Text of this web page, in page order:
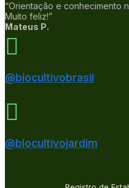
“Orientação e conhecimento
Muito feliz!”
Mateus P.
@biocultivobrasil
@biocultivojardim